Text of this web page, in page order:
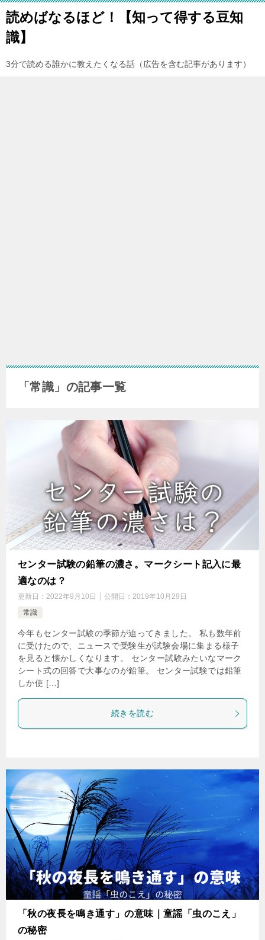
読めばなるほど！【知って得する豆知
識】
3分で読める誰かに教えたくなる話（広告を含む記事があります）
「常識」の記事一覧
センター試験の鉛筆の濃さ。マークシート記入に最
適なのは？
更新日： 2022年9月10日 公開日： 2019年10月29日
常識
今年もセンター試験の季節が迫ってきました。 私も数年前
に受けたので、ニュースで受験生が試験会場に集まる様子
を見ると懐かしくなります。 センター試験みたいなマーク
シート式の回答で大事なのが鉛筆。 センター試験では鉛筆
しか使 […]
続きを読む
「秋の夜長を鳴き通す」の意味｜童謡「虫のこえ」
の秘密